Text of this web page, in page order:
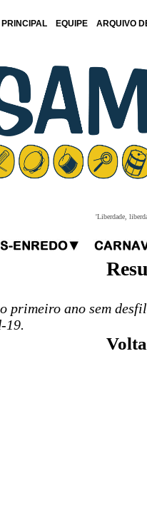
PRINCIPAL EQUIPE ARQUIVO
'Liberdade,
primeiro ano sem
19.